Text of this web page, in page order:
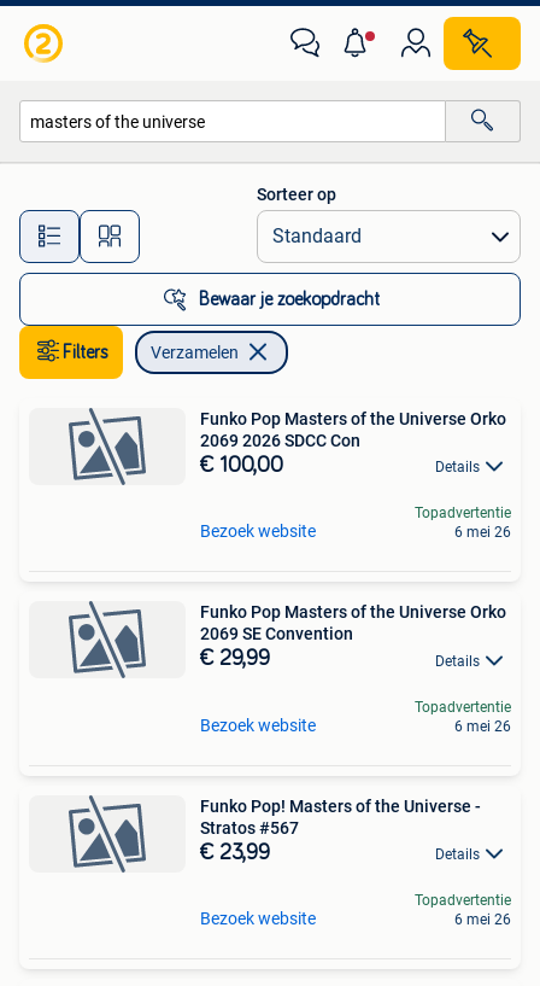
Alle afstanden…
Sorteer op
Bewaar je zoekopdracht
Filters Verzamelen
Funko Pop Masters of the Universe Orko
2069 2026 SDCC Con
€ 100,00 Details
Bezoek website
Topadvertentie
6 mei 26
Funko Pop Masters of the Universe Orko
2069 SE Convention
€ 29,99 Details
Bezoek website
Topadvertentie
6 mei 26
Funko Pop! Masters of the Universe -
Stratos #567
€ 23,99 Details
Bezoek website
Topadvertentie
6 mei 26